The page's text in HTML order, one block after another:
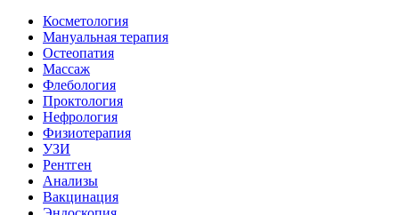
Косметология
Мануальная терапия
Остеопатия
Массаж
Флебология
Проктология
Нефрология
Физиотерапия
УЗИ
Рентген
Анализы
Вакцинация